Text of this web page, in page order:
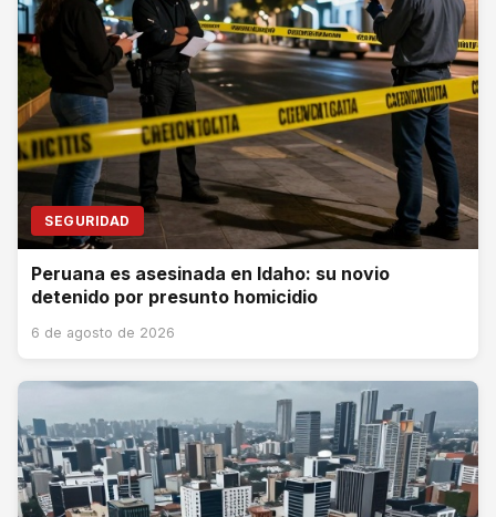
SEGURIDAD
Peruana es asesinada en Idaho: su novio
detenido por presunto homicidio
6 de agosto de 2026